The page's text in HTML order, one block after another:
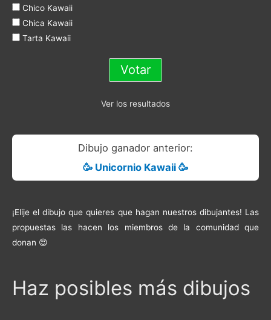
Chico Kawaii
Chica Kawaii
Tarta Kawaii
Ver los resultados
Dibujo ganador anterior:
🥳 Unicornio Kawaii 🥳
¡Elije el dibujo que quieres que hagan nuestros dibujantes! Las
propuestas las hacen los miembros de la comunidad que
donan 😍
Haz posibles más dibujos